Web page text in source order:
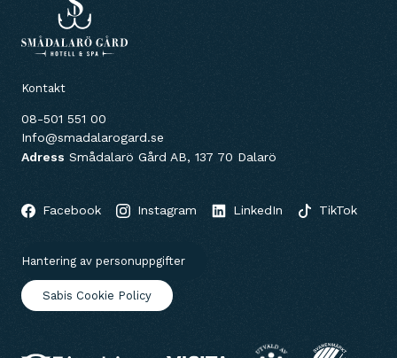
Kontakt
08-501 551 00
Info@smadalarogard.se
Adress Smådalarö Gård AB, 137 70 Dalarö
Facebook Instagram LinkedIn TikTok
Hantering av personuppgifter
Sabis Cookie Policy